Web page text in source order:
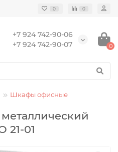
0 0
+7 924 742-90-06
+7 924 742-90-07
0
Шкафы офисные
21-01